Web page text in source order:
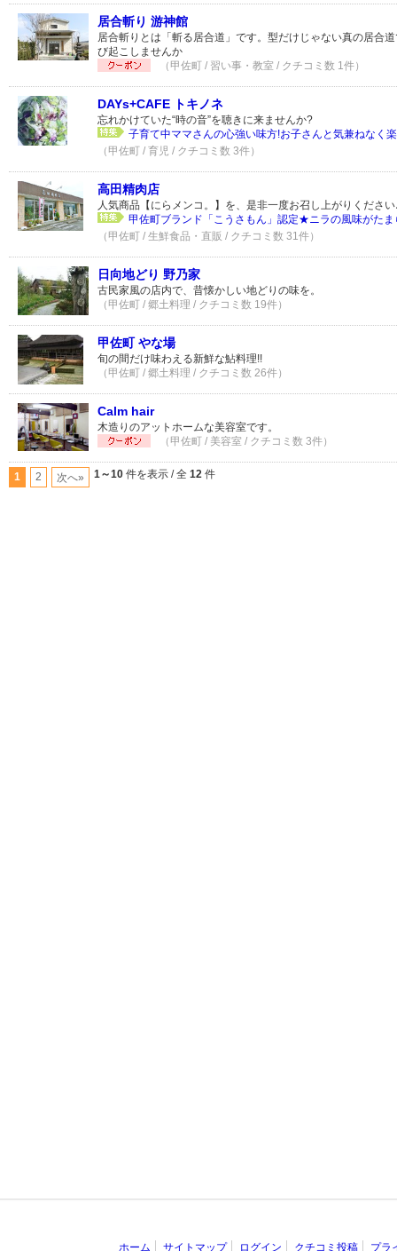
居合斬り 游神館
居合斬りとは「斬る居合道」です。型だけじゃない真の居合
び起こしませんか
（甲佐町 / 習い事・教室 / クチコミ数 1件）
DAYs+CAFE トキノネ
忘れかけていた“時の音”を聴きに来ませんか?
子育て中ママさんの心強い味方!お子さんと気兼ねなく
（甲佐町 / 育児 / クチコミ数 3件）
高田精肉店
人気商品【にらメンコ。】を、是非一度お召し上がりください
甲佐町ブランド「こうさもん」認定★ニラの風味がた
（甲佐町 / 生鮮食品・直販 / クチコミ数 31件）
日向地どり 野乃家
古民家風の店内で、昔懐かしい地どりの味を。
（甲佐町 / 郷土料理 / クチコミ数 19件）
甲佐町 やな場
旬の間だけ味わえる新鮮な鮎料理!!
（甲佐町 / 郷土料理 / クチコミ数 26件）
Calm hair
木造りのアットホームな美容室です。
（甲佐町 / 美容室 / クチコミ数 3件）
1 2 次へ» 1～10 件を表示 / 全 12 件
ホーム サイトマップ ログイン クチコミ投稿 プラ